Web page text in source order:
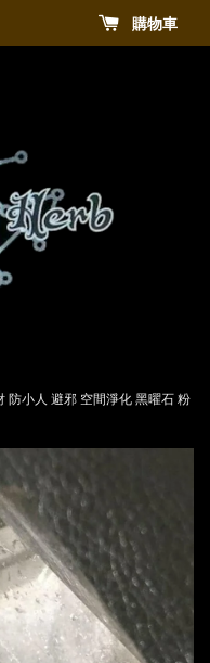
購物車
防小人 避邪 空間淨化 黑曜石 粉